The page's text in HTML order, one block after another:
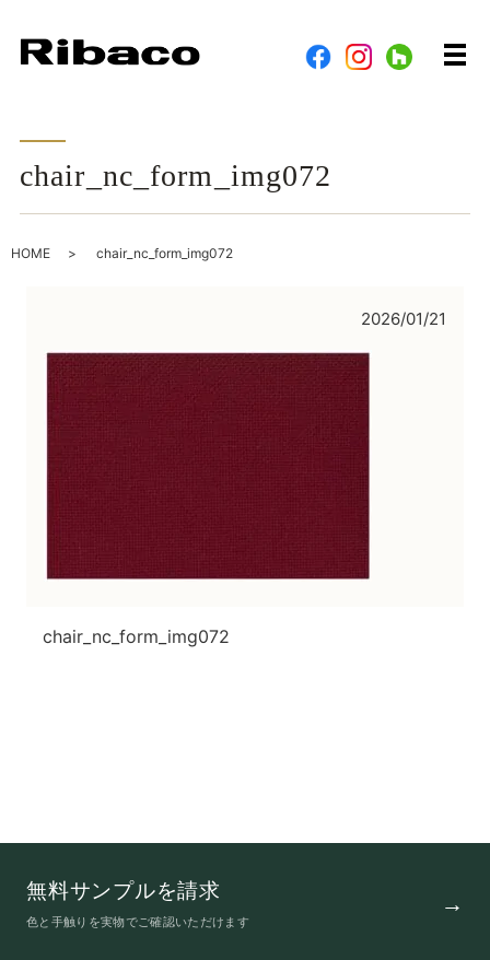
メ
chair_nc_form_img072
HOME chair_nc_form_img072
2026/01/21
chair_nc_form_img072
無料サンプルを請求
色と手触りを実物でご確認いただけます